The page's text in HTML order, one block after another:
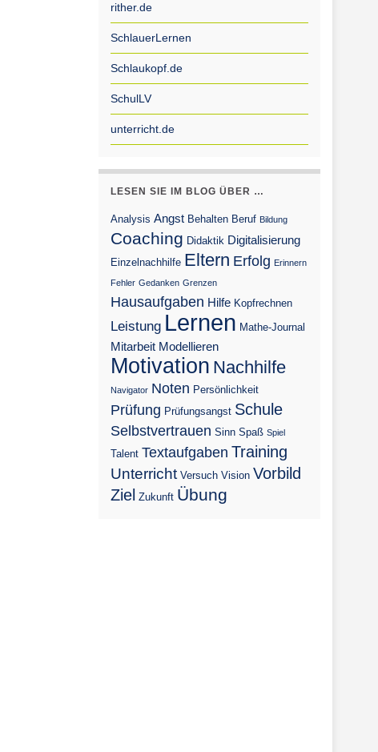
rither.de
SchlauerLernen
Schlaukopf.de
SchulLV
unterricht.de
LESEN SIE IM BLOG ÜBER …
Analysis Angst Behalten Beruf Bildung
Coaching Didaktik Digitalisierung
Einzelnachhilfe Eltern Erfolg Erinnern
Fehler Gedanken Grenzen
Hausaufgaben Hilfe Kopfrechnen
Leistung Lernen Mathe-Journal
Mitarbeit Modellieren
Motivation Nachhilfe
Navigator Noten Persönlichkeit
Prüfung Prüfungsangst Schule
Selbstvertrauen Sinn Spaß Spiel
Talent Textaufgaben Training
Unterricht Versuch Vision Vorbild
Ziel Zukunft Übung